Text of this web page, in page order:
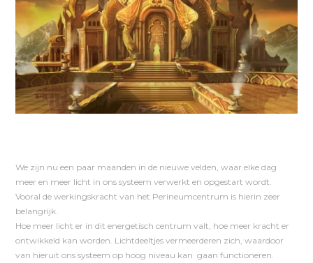
We zijn nu een paar maanden in de nieuwe velden, waar elke dag
meer en meer licht in ons systeem verwerkt en opgestart wordt.
Vooral de werkingskracht van het Perineumcentrum is hierin zeer
belangrijk.
Hoe meer licht er in dit energetisch centrum valt, hoe meer kracht er
ontwikkeld kan worden. Lichtdeeltjes vermeerderen zich, waardoor
van hieruit ons systeem op hoog niveau kan gaan functioneren.